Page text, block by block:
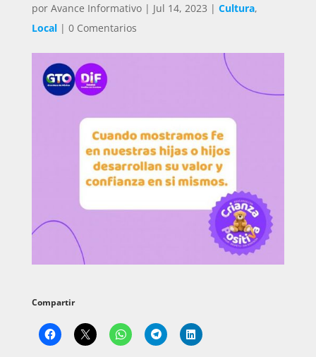
por Avance Informativo| Jul 14, 2023 | Cultura,
Local| 0 Comentarios
Compartir